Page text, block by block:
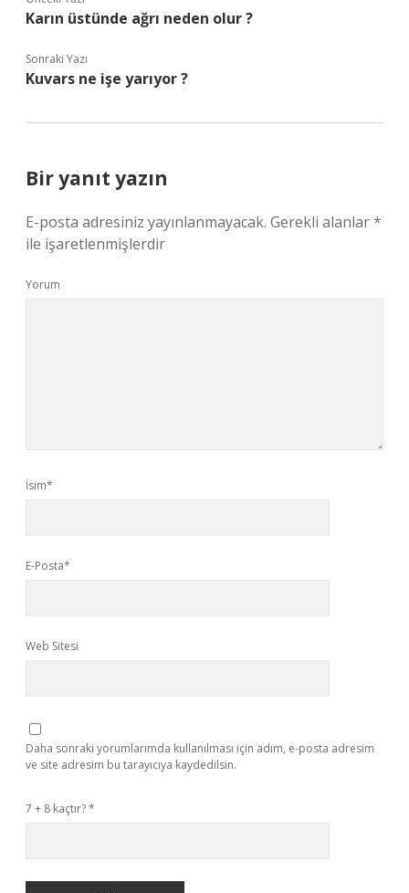
Karın üstünde ağrı neden olur ?
Sonraki Yazı
Kuvars ne işe yarıyor ?
Bir yanıt yazın
E-posta adresiniz yayınlanmayacak. Gerekli alanlar*
ile işaretlenmişlerdir
Yorum
İsim*
E-Posta*
Web Sitesi
Daha sonraki yorumlarımda kullanılması için adım, e-posta adresim
ve site adresim bu tarayıcıya kaydedilsin.
7 + 8 kaçtır?*